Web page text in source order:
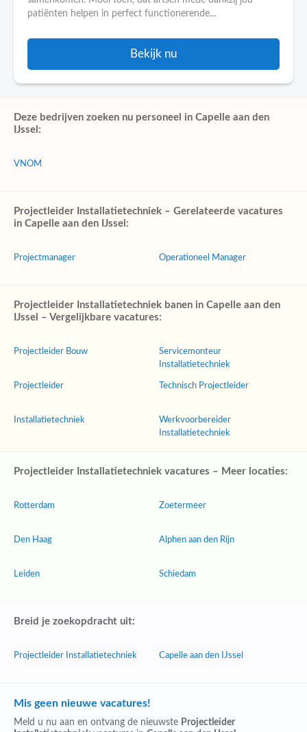
patiënten helpen in perfect functionerende...
Bekijk nu
Deze bedrijven zoeken nu personeel in Capelle aan den
IJssel:
VNOM
Projectleider Installatietechniek – Gerelateerde vacatures
in Capelle aan den IJssel:
Projectmanager Operationeel Manager
Projectleider Installatietechniek banen in Capelle aan den
IJssel – Vergelijkbare vacatures:
Projectleider Bouw
Projectleider
Installatietechniek
Servicemonteur
Installatietechniek
Technisch Projectleider
Werkvoorbereider
Installatietechniek
Projectleider Installatietechniek vacatures – Meer locaties:
Rotterdam
Den Haag
Leiden
Zoetermeer
Alphen aan den Rijn
Schiedam
Breid je zoekopdracht uit:
Projectleider Installatietechniek Capelle aan den IJssel
Mis geen nieuwe vacatures!
Meld u nu aan en ontvang de nieuwste Projectleider